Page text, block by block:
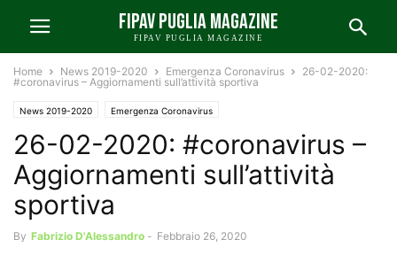
FIPAV PUGLIA MAGAZINE
FIPAV PUGLIA MAGAZINE
Home News 2019-2020 Emergenza Coronavirus
26-02-2020:
#coronavirus – Aggiornamenti sull’attività sportiva
News 2019-2020 Emergenza Coronavirus
26-02-2020: #coronavirus –
Aggiornamenti sull’attività
sportiva
By Fabrizio D'Alessandro - Febbraio 26, 2020